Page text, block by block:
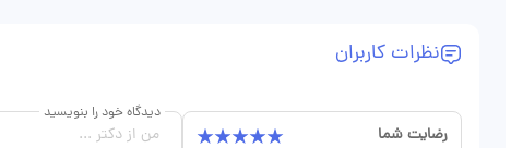
نظرات کاربران
دیدگاه خود را بنویسید
رضایت شما